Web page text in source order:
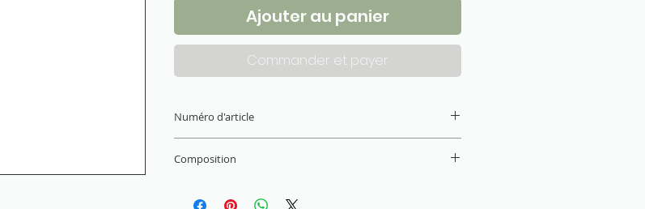
Ajouter au panier
Commander et payer
Numéro d'article
Composition